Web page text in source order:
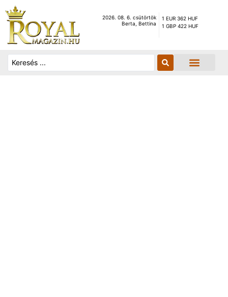
2026. 08. 6. csütörtök
Berta, Bettina
1 EUR 362 HUF
1 GBP 422 HUF